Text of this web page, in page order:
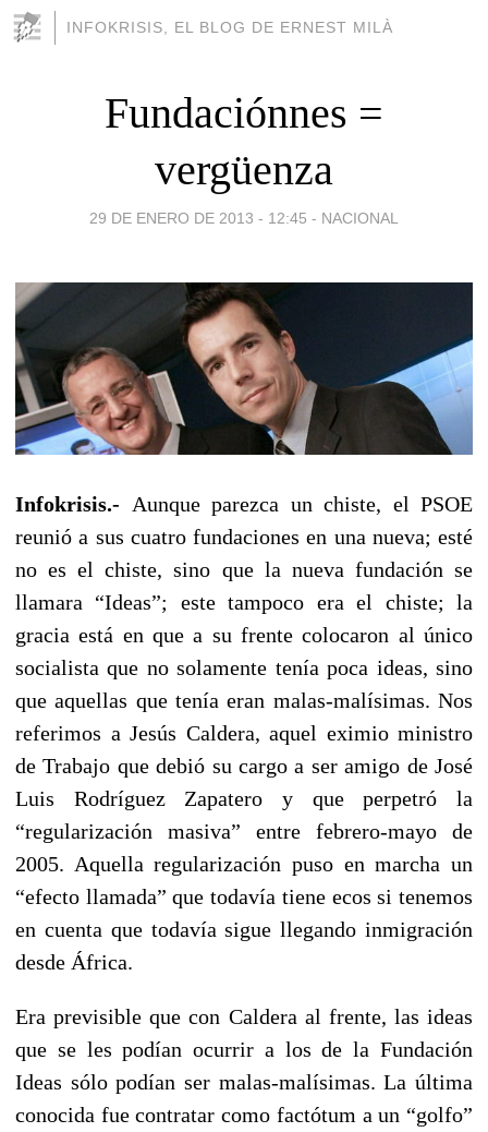
INFOKRISIS, EL BLOG DE ERNEST MILÀ
Fundaciónnes =
vergüenza
29 DE ENERO DE 2013 - 12:45 - NACIONAL
Infokrisis.-
Aunque parezca un chiste, el PSOE
reunió a sus cuatro fundaciones en una nueva; esté
no es el chiste, sino que la nueva fundación se
llamara “Ideas”; este tampoco era el chiste; la
gracia está en que a su frente colocaron al único
socialista que no solamente tenía poca ideas, sino
que aquellas que tenía eran malas-malísimas. Nos
referimos a Jesús Caldera, aquel eximio ministro
de Trabajo que debió su cargo a ser amigo de José
Luis Rodríguez Zapatero y que perpetró la
“regularización masiva” entre febrero-mayo de
2005. Aquella regularización puso en marcha un
“efecto llamada” que todavía tiene ecos si tenemos
en cuenta que todavía sigue llegando inmigración
desde África.
Era previsible que con Caldera al frente, las ideas
que se les podían ocurrir a los de la Fundación
Ideas sólo podían ser malas-malísimas. La última
conocida fue contratar como factótum a un “golfo”